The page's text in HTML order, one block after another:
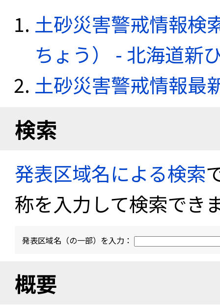
土砂災害警戒情報検
ちょう） - 北海道新
土砂災害警戒情報最
検索
発表区域名による検索
称を入力して検索でき
発表区域名（の一部）を入力：
概要